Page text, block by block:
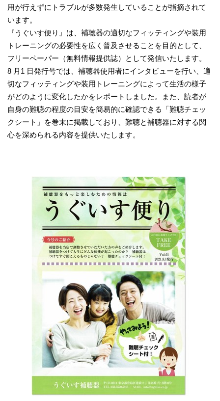
用が行えずにトラブルが多数発生していることが指摘されて
います。
『うぐいす便り』は、補聴器の適切なフィッティングや装用
トレーニングの必要性を広く普及させることを目的として、
フリーペーパー（無料情報提供誌）として発信いたします。
8 月1 日発行号では、補聴器使用者にインタビューを行い、適
切なフィッティングや装用トレーニングによって生活の様子
がどのように変化したかをレポートしました。また、読者が
自身の難聴の程度の目安を簡易的に確認できる「難聴チェッ
クシート」を巻末に掲載しており、難聴と補聴器に対する関
心を深められる内容を提供いたします。